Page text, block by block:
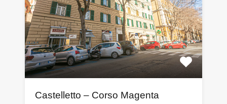
Castelletto – Corso Magenta